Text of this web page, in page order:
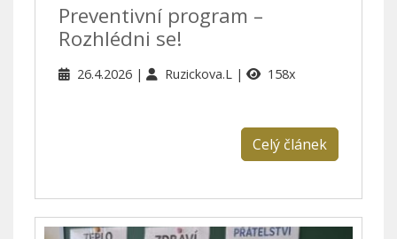
Preventivní program –
Rozhlédni se!
26.4.2026 Ruzickova.L 158x
Celý článek